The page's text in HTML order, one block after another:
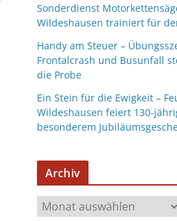
Sonderdienst
Wildeshausen trainiert für
Handy am Steuer –
Frontalcrash und Busunfall
die Probe
Ein Stein für die Ewigkeit –
Wildeshausen feiert 130-
besonderem
Archiv